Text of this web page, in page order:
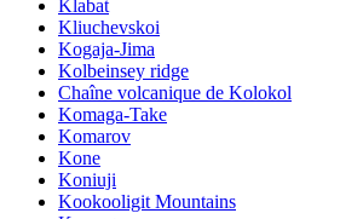
Klabat
Kliuchevskoi
Kogaja-Jima
Kolbeinsey ridge
Chaîne volcanique de Kolokol
Komaga-Take
Komarov
Kone
Koniuji
Kookooligit Mountains